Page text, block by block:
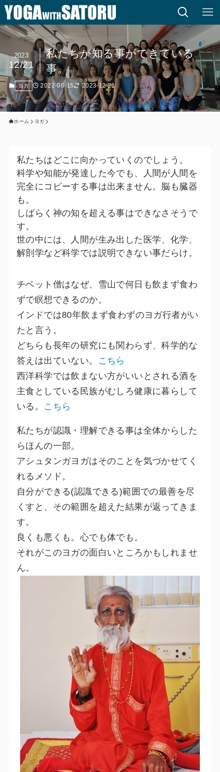
私たちが知る事ができている
事。
2023
12/21
ヨガ 2022-06-15 2023-12-21
ホーム ヨガ
私たちはどこに向かっていくのでしょう。
科学や知能が発達した今でも、人間が人間を
完全にコピーする事は出来ません。脳も臓器
も。
しばらく神の知を超える事はできなさそうで
す。
世の中には、人間が生み出した医学、化学、
解剖学など科学では説明できない事だらけ。
チベット僧はなぜ、雪山で何日も飲まず食わ
ずで瞑想できるのか。
インドでは80年飲まず食わずのヨガ行者がい
たと言う。
どちらも長年の研究にも関わらず、科学的な
答えは出ていない。
こちら
西洋科学では飲まない方がいいとされる酒を
主食としている民族がむしろ健康に暮らして
いる。 こちら
私たちが認識・理解できる事は全体からした
らほんの一部。
アシュタンガヨガはそのことを気づかせてく
れるメソド。
自分ができる(認識できる)範囲での最善を尽
くすと、その範囲を超えた結果が返ってきま
す。
良くも悪くも。心でも体でも。
それがこのヨガの面白いところかもしれませ
ん。